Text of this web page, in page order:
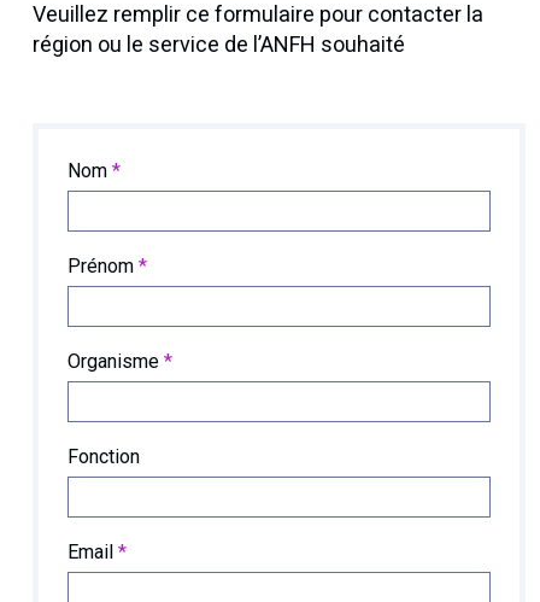
Veuillez remplir ce formulaire pour contacter la
région ou le service de l’ANFH souhaité
Nom *
Prénom *
Organisme *
Fonction
Email *